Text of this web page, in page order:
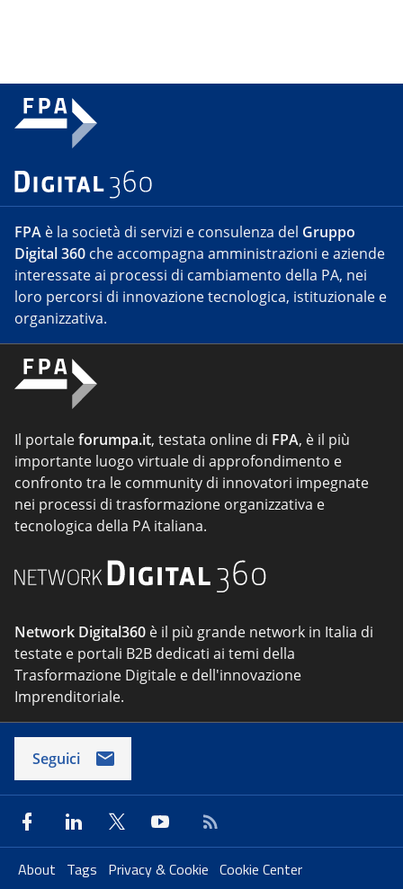
FPA è la società di servizi e consulenza del Gruppo
Digital 360 che accompagna amministrazioni e aziende
interessate ai processi di cambiamento della PA, nei
loro percorsi di innovazione tecnologica, istituzionale e
organizzativa.
Il portaleforumpa.it, testata online di FPA, è il più
importante luogo virtuale di approfondimento e
confronto tra le community di innovatori impegnate
nei processi di trasformazione organizzativa e
tecnologica della PA italiana.
Network Digital360 è il più grande network in Italia di
testate e portali B2B dedicati ai temi della
Trasformazione Digitale e dell'innovazione
Imprenditoriale.
Seguici
About Tags Privacy & Cookie Cookie Center